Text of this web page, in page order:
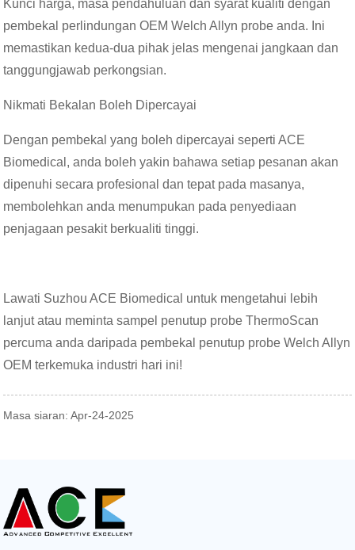
Kunci harga, masa pendahuluan dan syarat kualiti dengan
pembekal perlindungan OEM Welch Allyn probe anda. Ini
memastikan kedua-dua pihak jelas mengenai jangkaan dan
tanggungjawab perkongsian.
Nikmati Bekalan Boleh Dipercayai
Dengan pembekal yang boleh dipercayai seperti ACE
Biomedical, anda boleh yakin bahawa setiap pesanan akan
dipenuhi secara profesional dan tepat pada masanya,
membolehkan anda menumpukan pada penyediaan
penjagaan pesakit berkualiti tinggi.
Lawati Suzhou ACE Biomedical untuk mengetahui lebih
lanjut atau meminta sampel penutup probe ThermoScan
percuma anda daripada pembekal penutup probe Welch Allyn
OEM terkemuka industri hari ini!
Masa siaran: Apr-24-2025